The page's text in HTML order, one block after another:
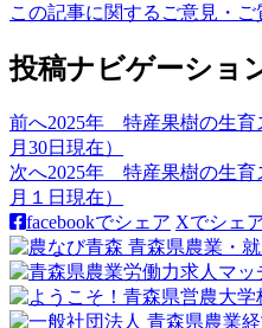
この記事に関するご意見・
投稿ナビゲーショ
前へ2025年 特産果樹の生
月30日現在）
次へ2025年 特産果樹の生
月１日現在）
facebookでシェア Xでシェ